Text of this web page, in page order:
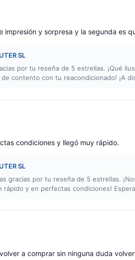
impresión y sorpresa y la segunda es
SL
por tu reseña de 5 estrellas. ¡Qué
contento con tu reacondicionado! ¡A
condiciones y llegó muy rápido.
SL
gracias por tu reseña de 5 estrellas.
rápido y en perfectas condiciones!
a comprar sin ninguna duda